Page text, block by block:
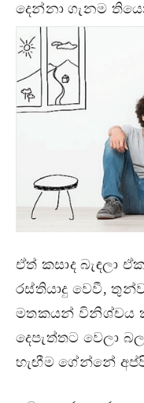
දෙන්නා ගැනම
ඒත් කසාද බැඳලා
රස්තියාදු වෙවී,
මතකයන් විනිශ්චය
දෙපැත්තට වෙලා
හැඟීම ගේන්නේ